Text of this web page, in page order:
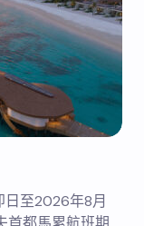
至2026年8月